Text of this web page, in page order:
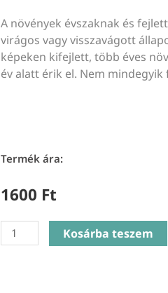
A növények évszaknak és
virágos vagy visszavágott
képeken kifejlett, több éves
év alatt érik el. Nem
Termék ára:
1600 Ft
Coreopsis
Grandiflora
Kosárba teszem